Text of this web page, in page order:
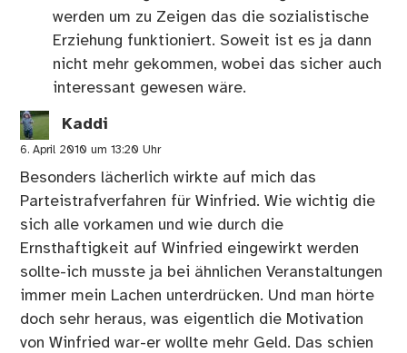
werden um zu Zeigen das die sozialistische
Erziehung funktioniert. Soweit ist es ja dann
nicht mehr gekommen, wobei das sicher auch
interessant gewesen wäre.
Kaddi
6. April 2010 um 13:20 Uhr
Besonders lächerlich wirkte auf mich das
Parteistrafverfahren für Winfried. Wie wichtig die
sich alle vorkamen und wie durch die
Ernsthaftigkeit auf Winfried eingewirkt werden
sollte-ich musste ja bei ähnlichen Veranstaltungen
immer mein Lachen unterdrücken. Und man hörte
doch sehr heraus, was eigentlich die Motivation
von Winfried war-er wollte mehr Geld. Das schien